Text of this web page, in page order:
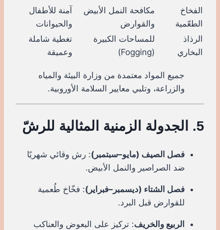
الفخاخ
الطعّمية
مكافحة النمل الأبيض
والقوارض
آمنة للأطفال
والحيوانات
الرذاذ
البخاري
للمساحات الكبيرة
(Fogging)
تغطية شاملة
وعميقة
جميع المواد معتمدة من وزارة البيئة والمياه
والزراعة، وتلبي معايير السلامة الأوروبية.
5. الجدولة الزمنية المثالية للرشّ
فصل الصيف (مايو–سبتمبر): رش وقائي شهريًا
ضد الصراصير والنمل الأبيض.
فصل الشتاء (ديسمبر–فبراير): فخّاخ طُعمية
للقوارض قبل البرد.
الربيع والخريف: تركيز على البعوض والعناكب